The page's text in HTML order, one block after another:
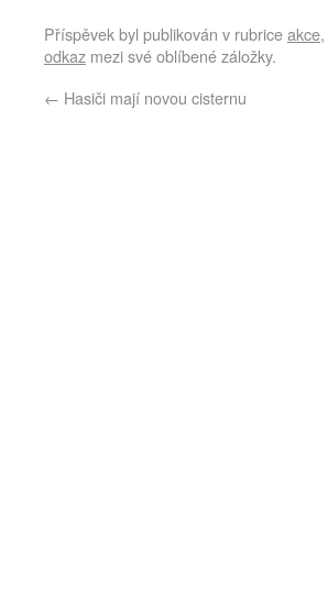
Příspěvek byl publikován v rubriceakce,
odkaz mezi své oblíbené záložky.
← Hasiči mají novou cisternu